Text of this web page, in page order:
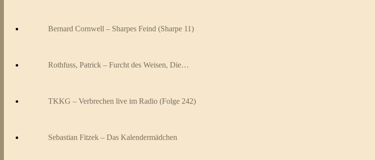
Bernard Cornwell – Sharpes Feind (Sharpe 11)
Rothfuss, Patrick – Furcht des Weisen, Die…
TKKG – Verbrechen live im Radio (Folge 242)
Sebastian Fitzek – Das Kalendermädchen